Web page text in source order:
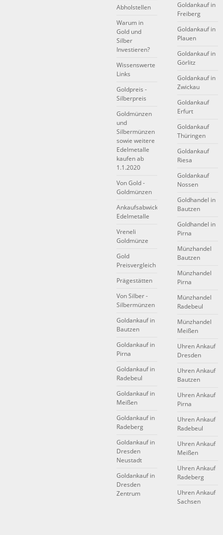
Abholstellen
Warum in
Gold und
Silber
Investieren?
Wissenswerte
Links
Goldpreis -
Silberpreis
Goldmünzen
und
Silbermünzen
sowie weitere
Edelmetalle
kaufen ab
1.1.2020
Von Gold -
Goldmünzen
Ankaufsabwicklung
Edelmetalle
Vreneli
Goldmünze
Gold
Preisvergleich
Prägestätten
Von Silber -
Silbermünzen
Goldankauf in
Bautzen
Goldankauf in
Pirna
Goldankauf in
Radebeul
Goldankauf in
Meißen
Goldankauf in
Radeberg
Goldankauf in
Dresden
Neustadt
Goldankauf in
Dresden
Zentrum
Goldankauf in
Freiberg
Goldankauf in
Plauen
Goldankauf in
Görlitz
Goldankauf in
Zwickau
Goldankauf
Erfurt
Goldankauf
Thüringen
Goldankauf
Riesa
Goldankauf
Nossen
Goldhandel in
Bautzen
Goldhandel in
Pirna
Münzhandel
Bautzen
Münzhandel
Pirna
Münzhandel
Radebeul
Münzhandel
Meißen
Uhren Ankauf
Dresden
Uhren Ankauf
Bautzen
Uhren Ankauf
Pirna
Uhren Ankauf
Radebeul
Uhren Ankauf
Meißen
Uhren Ankauf
Radeberg
Uhren Ankauf
Sachsen